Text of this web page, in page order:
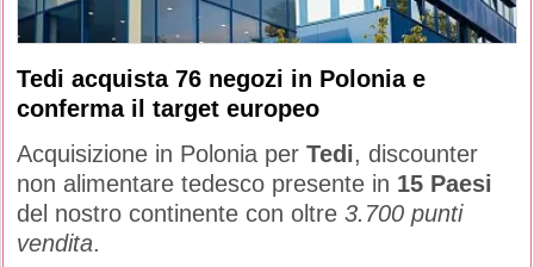
Tedi acquista 76 negozi in Polonia e
conferma il target europeo
Acquisizione in Polonia per Tedi, discounter
non alimentare tedesco presente in 15 Paesi
del nostro continente con oltre 3.700 punti
vendita.